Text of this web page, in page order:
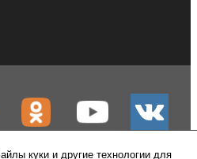
куки и другие технологии для